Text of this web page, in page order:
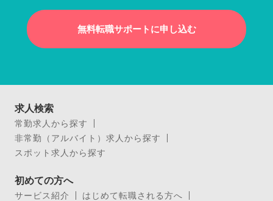
無料転職サポートに申し込む
求人検索
常勤求人から探す
非常勤（アルバイト）求人から探す
スポット求人から探す
初めての方へ
サービス紹介
はじめて転職される方へ